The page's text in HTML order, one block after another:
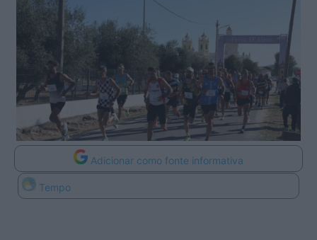
Adicionar como fonte informativa
Tempo